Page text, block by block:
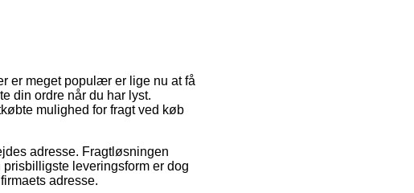
er meget populær er lige nu at få
din ordre når du har lyst.
mulighed for fragt ved køb
adresse. Fragtløsningen
leveringsform er dog
adresse.